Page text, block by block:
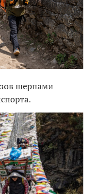
шерпами